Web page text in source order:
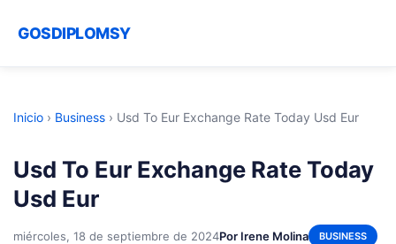
GOSDIPLOMSY
Inicio › Business › Usd To Eur Exchange Rate Today Usd Eur
Usd To Eur Exchange Rate Today
Usd Eur
miércoles, 18 de septiembre de 2024Por Irene Molina BUSINESS